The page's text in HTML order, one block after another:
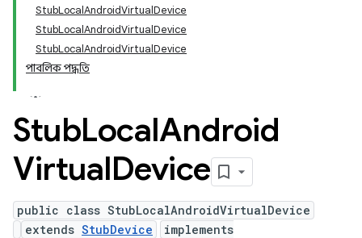
StubLocalAndroidVirtualDevice
StubLocalAndroidVirtualDevice
StubLocalAndroidVirtualDevice
পাবলিক পদ্ধতি
StubLocalAndroid
VirtualDevice
public class StubLocalAndroidVirtualDevice
extends StubDevice
implements